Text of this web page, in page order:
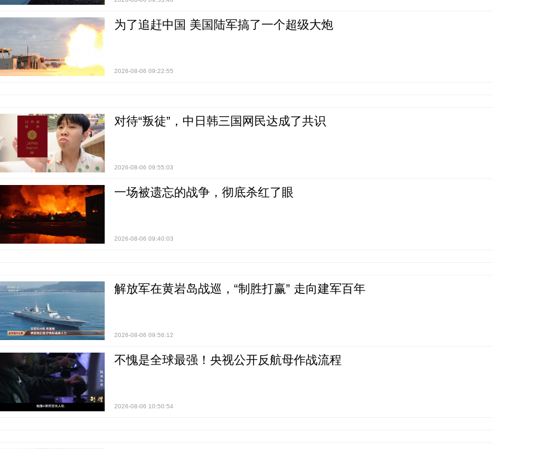
为了追赶中国 美国陆军搞了一个超级大炮
2026-08-06 09:22:55
对待“叛徒”，中日韩三国网民达成了共识
2026-08-06 09:55:03
一场被遗忘的战争，彻底杀红了眼
2026-08-06 09:40:03
解放军在黄岩岛战巡，“制胜打赢” 走向建军百年
2026-08-06 09:56:12
不愧是全球最强！央视公开反航母作战流程
2026-08-06 10:50:54